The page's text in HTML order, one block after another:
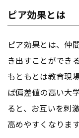
ピア効果とは
ピア効果とは、仲
き出すことができ
もともとは教育現
ば偏差値の高い大
ると、お互いを刺
高めやすくなります